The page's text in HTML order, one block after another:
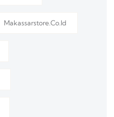
Makassarstore.co.id